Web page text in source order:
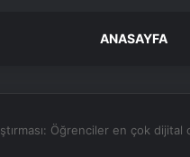
ANASAYFA
Öğrenciler en çok